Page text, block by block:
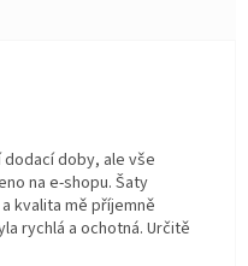
z 5 hvězdiček.
doby, ale vše
na e-shopu. Šaty
kvalita mě příjemně
rychlá a ochotná. Určitě